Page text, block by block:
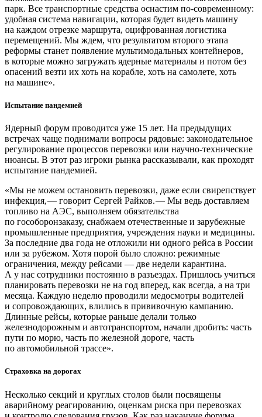
парк. Все транспортные средства оснастим по-современному:
удобная система навигации, которая будет видеть машину
на каждом отрезке маршрута, оцифрованная логистика
перемещений. Мы ждем, что результатом второго этапа
реформы станет появление мультимодальных контейнеров,
в которые можно загружать ядерные материалы и потом без
опасений везти их хоть на корабле, хоть на самолете, хоть
на машине».
Испытание пандемией
Ядерный форум проводится уже 15 лет. На предыдущих
встречах чаще поднимали вопросы рядовые: законодательное
регулирование процессов перевозки или научно-­технические
нюансы. В этот раз игроки рынка рассказывали, как проходят
испытание пандемией.
«Мы не можем остановить перевозки, даже если свирепствует
инфекция, — ​говорит Сергей Райков. — ​Мы ведь доставляем
топливо на АЭС, выполняем обязательства
по гособоронзаказу, снабжаем отечественные и зарубежные
промышленные предприятия, учреждения науки и медицины.
За последние два года не отложили ни одного рейса в России
или за рубежом. Хотя порой было сложно: режимные
ограничения, между рейсами — ​две недели карантина.
А у нас сотрудники постоянно в разъездах. Пришлось учиться
планировать перевозки не на год вперед, как всегда, а на три
месяца. Каждую неделю проводили медосмотры водителей
и сопровождающих, влились в прививочную кампанию.
Длинные рейсы, которые раньше делали только
железнодорожным и автотранспортом, начали дробить: часть
пути по морю, часть по железной дороге, часть
по автомобильной трассе».
Страховка на дорогах
Несколько секций и круглых столов были посвящены
аварийному реагированию, оценкам риска при перевозках